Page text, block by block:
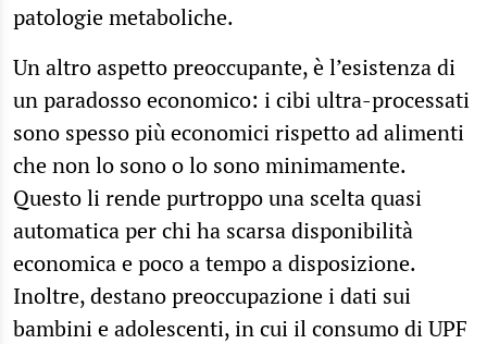
patologie metaboliche.
Un altro aspetto preoccupante, è l’esistenza di
un paradosso economico: i cibi ultra-processati
sono spesso più economici rispetto ad alimenti
che non lo sono o lo sono minimamente.
Questo li rende purtroppo una scelta quasi
automatica per chi ha scarsa disponibilità
economica e poco a tempo a disposizione.
Inoltre, destano preoccupazione i dati sui
bambini e adolescenti, in cui il consumo di UPF